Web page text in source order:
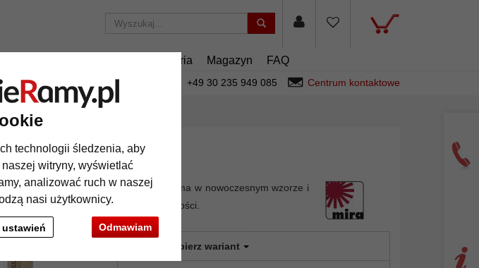
technologii śledzenia, aby
witryny, wyświetlać
analizować ruch w naszej
nasi użytkownicy.
Odmawiam
ustawień
Akcesoria Magazyn FAQ
Tylko 25,95 zł za wysyłkę. +49 30 235 949 085 Centrum kontaktowe
na wymiar
na wymiar
Drewniana rama w nowoczesnym wzorze i
wspaniałej jakości.
Wybierz wariant